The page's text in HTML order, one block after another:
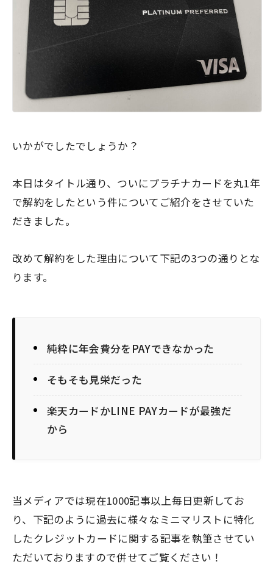
いかがでしたでしょうか？
本日はタイトル通り、ついにプラチナカードを丸1年
で解約をしたという件についてご紹介をさせていた
だきました。
改めて解約をした理由について下記の3つの通りとな
ります。
純粋に年会費分をPAYできなかった
そもそも見栄だった
楽天カードかLINE PAYカードが最強だ
から
当メディアでは現在1000記事以上毎日更新してお
り、下記のように過去に様々なミニマリストに特化
したクレジットカードに関する記事を執筆させてい
ただいておりますので併せてご覧ください！